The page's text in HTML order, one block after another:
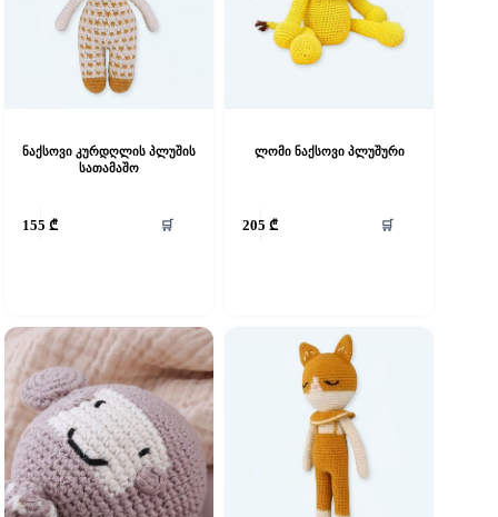
ნაქსოვი კურდღლის პლუშის
სათამაშო
155₾ 🛒
ლომი ნაქსოვი პლუშური
205₾ 🛒